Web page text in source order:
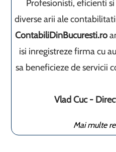
Profesionisti, eficienti
diverse arii ale
ContabiliDinBucuresti.ro
isi inregistreze firma cu
sa beneficieze de servicii
Vlad Cuc -
Mai multe